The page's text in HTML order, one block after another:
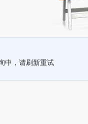
中，请刷新重试